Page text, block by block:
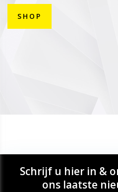
SHOP
Schrijf u hier in &
ons laatste